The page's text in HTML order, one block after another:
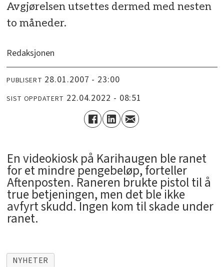
Avgjørelsen utsettes dermed med nesten
to måneder.
Redaksjonen
PUBLISERT 28.01.2007 - 23:00
SIST OPPDATERT 22.04.2022 - 08:51
En videokiosk på Karihaugen ble ranet
for et mindre pengebeløp, forteller
Aftenposten. Raneren brukte pistol til å
true betjeningen, men det ble ikke
avfyrt skudd. Ingen kom til skade under
ranet.
NYHETER